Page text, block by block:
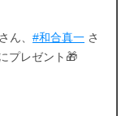
さん、 #和合真一 さ
プレゼント🎁